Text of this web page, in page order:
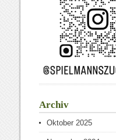
Archiv
Oktober 2025